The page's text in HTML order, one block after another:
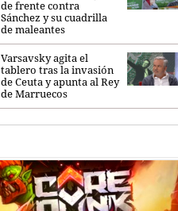
de frente contra
Sánchez y su cuadrilla
de maleantes
Varsavsky agita el
tablero tras la invasión
de Ceuta y apunta al Rey
de Marruecos